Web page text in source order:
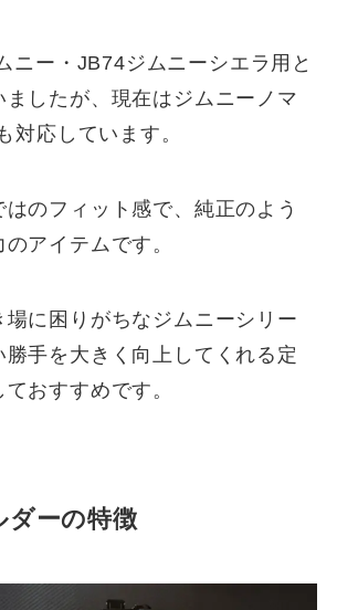
ニー・JB74ジムニーシエラ用と
ましたが、現在はジムニーノマ
対応しています。
のフィット感で、純正のよう
アイテムです。
場に困りがちなジムニーシリー
勝手を大きく向上してくれる定
おすすめです。
ダーの特徴